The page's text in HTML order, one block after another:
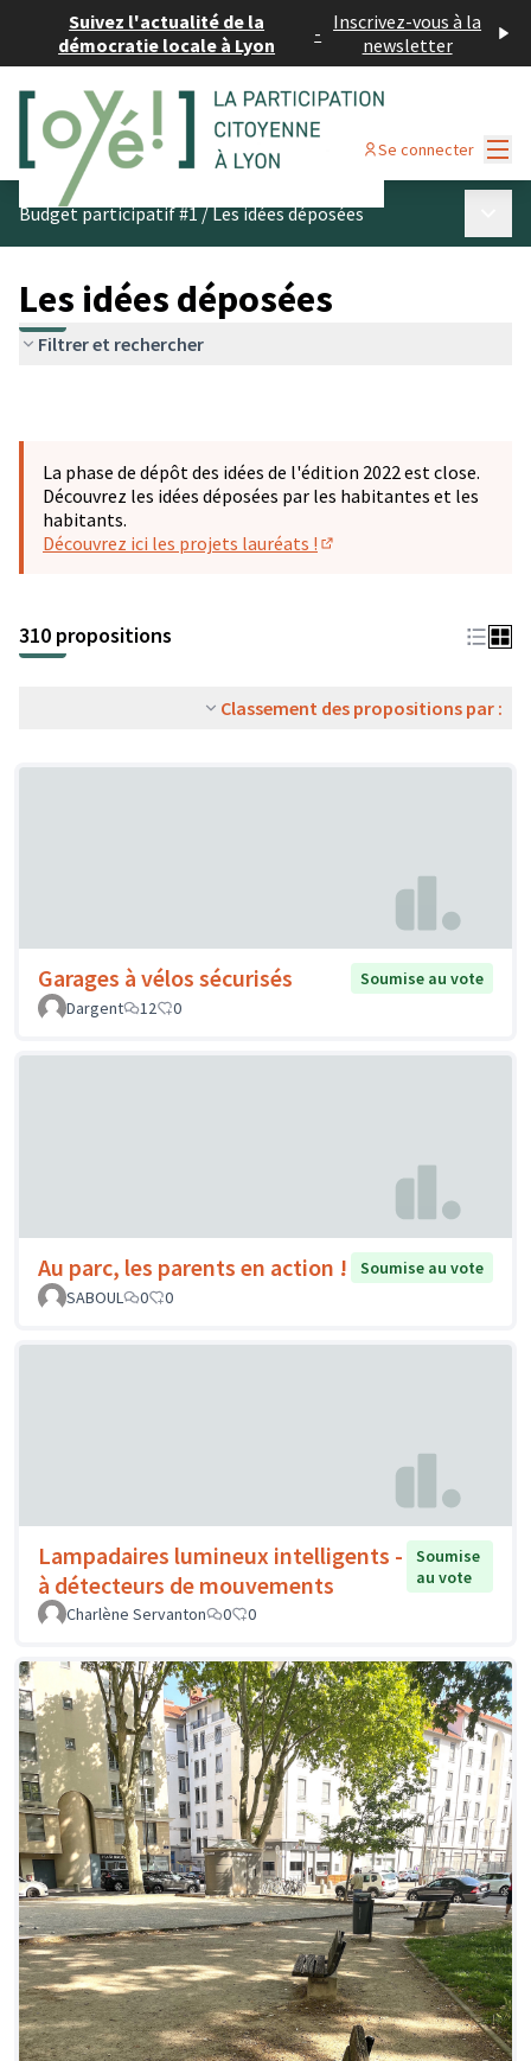
Suivez l'actualité de la
démocratie locale à Lyon
- Inscrivez-vous à la
newsletter
Se connecter
Budget participatif #1/Les idées déposées
Les idées déposées
Filtrer et rechercher
La phase de dépôt des idées de l'édition 2022 est close.
Découvrez les idées déposées par les habitantes et les
habitants.
Découvrez ici les projets lauréats !
310 propositions
Classement des propositions par :
Garages à vélos sécurisés
Soumise au vote
Dargent
12 0
Au parc, les parents en action !
Soumise au vote
SABOUL
0 0
Lampadaires lumineux intelligents -
à détecteurs de mouvements
Soumise
au vote
Charlène Servanton
0 0